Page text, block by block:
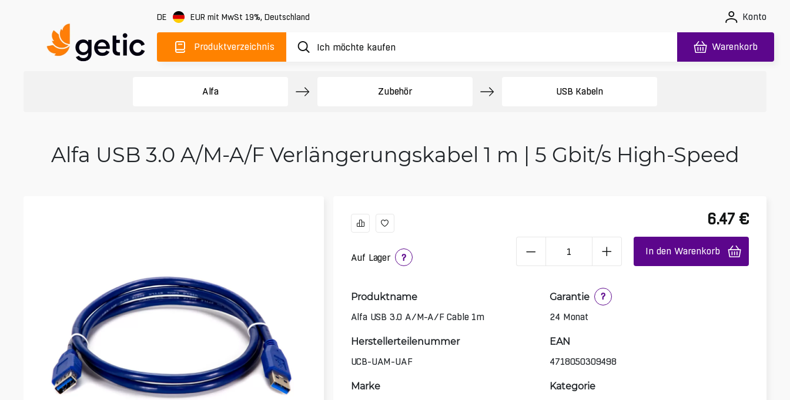
DE EUR mit MwSt 19%, Deutschland Konto
Produktverzeichnis Warenkorb
Alfa Zubehör USB Kabeln
Alfa USB 3.0 A/M-A/F Verlängerungskabel 1 m | 5 Gbit/s High-Speed
Auf Lager ?
6.47 €
In den Warenkorb
Produktname
Alfa USB 3.0 A/M-A/F Cable 1m
Garantie
?
24 Monat
Herstellerteilenummer
UCB-UAM-UAF
EAN
4718050309498
Marke Kategorie